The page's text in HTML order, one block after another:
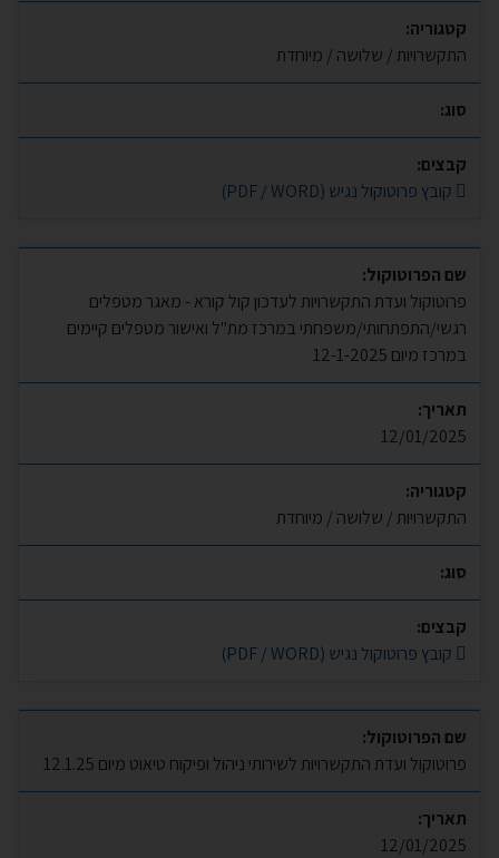
קטגוריה:
התקשרויות / שלושה / מיוחדת
סוג:
קבצים:
קובץ פרוטוקול נגיש (PDF / WORD)
שם הפרוטוקול:
פרוטוקול ועדת התקשרויות לעדכון קול קורא - מאגר מטפלים
רגשי/התפתחותי/משפחתי במרכז מת"ל ואישור מטפלים קיימים
במרכז מיום 12-1-2025
תאריך:
12/01/2025
קטגוריה:
התקשרויות / שלושה / מיוחדת
סוג:
קבצים:
קובץ פרוטוקול נגיש (PDF / WORD)
שם הפרוטוקול:
פרוטוקול ועדת התקשרויות לשירותי ניהול ופיקוח טיאוט מיום 12.1.25
תאריך:
12/01/2025